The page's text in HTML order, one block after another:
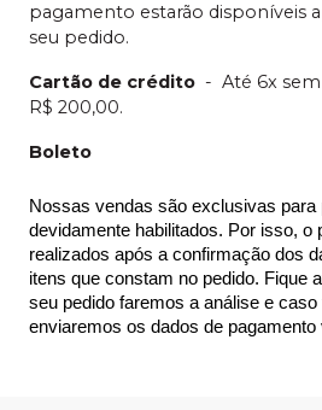
pagamento estarão disponíveis
seu pedido.
Cartão de crédito - Até 6x
R$ 200,00.
Boleto
Nossas vendas são exclusivas para
devidamente habilitados. Por isso, o
realizados após a confirmação dos
itens que constam no pedido. Fique
seu pedido faremos a análise e
enviaremos os dados de pagamento